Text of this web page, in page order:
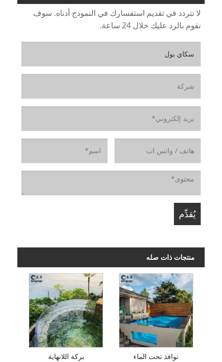
لا تتردد في تقديم استفسارك في النموذج أدناه. سوف
نقوم بالرد عليك خلال 24 ساعة.
منتجات ذات صله
بركة اللانهاية نوافذ تحت الماء